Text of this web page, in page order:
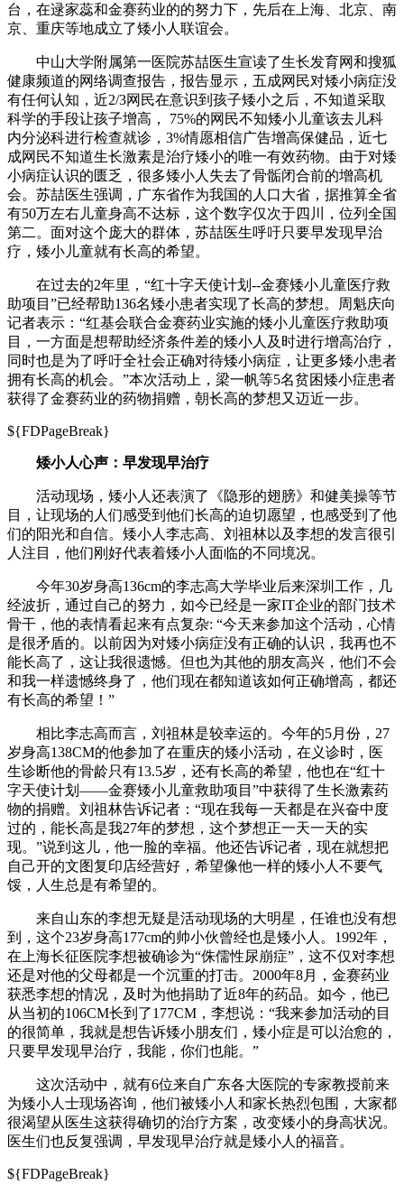
台，在逯家蕊和金赛药业的的努力下，先后在上海、北京、南
京、重庆等地成立了矮小人联谊会。
中山大学附属第一医院苏喆医生宣读了生长发育网和搜狐
健康频道的网络调查报告，报告显示，五成网民对矮小病症没
有任何认知，近2/3网民在意识到孩子矮小之后，不知道采取
科学的手段让孩子增高， 75%的网民不知矮小儿童该去儿科
内分泌科进行检查就诊，3%情愿相信广告增高保健品，近七
成网民不知道生长激素是治疗矮小的唯一有效药物。由于对矮
小病症认识的匮乏，很多矮小人失去了骨骺闭合前的增高机
会。苏喆医生强调，广东省作为我国的人口大省，据推算全省
有50万左右儿童身高不达标，这个数字仅次于四川，位列全国
第二。面对这个庞大的群体，苏喆医生呼吁只要早发现早治
疗，矮小儿童就有长高的希望。
在过去的2年里，“红十字天使计划--金赛矮小儿童医疗救
助项目”已经帮助136名矮小患者实现了长高的梦想。周魁庆向
记者表示：“红基会联合金赛药业实施的矮小儿童医疗救助项
目，一方面是想帮助经济条件差的矮小人及时进行增高治疗，
同时也是为了呼吁全社会正确对待矮小病症，让更多矮小患者
拥有长高的机会。”本次活动上，梁一帆等5名贫困矮小症患者
获得了金赛药业的药物捐赠，朝长高的梦想又迈近一步。
${FDPageBreak}
矮小人心声：早发现早治疗
活动现场，矮小人还表演了《隐形的翅膀》和健美操等节
目，让现场的人们感受到他们长高的迫切愿望，也感受到了他
们的阳光和自信。矮小人李志高、刘祖林以及李想的发言很引
人注目，他们刚好代表着矮小人面临的不同境况。
今年30岁身高136cm的李志高大学毕业后来深圳工作，几
经波折，通过自己的努力，如今已经是一家IT企业的部门技术
骨干，他的表情看起来有点复杂: “今天来参加这个活动，心情
是很矛盾的。以前因为对矮小病症没有正确的认识，我再也不
能长高了，这让我很遗憾。但也为其他的朋友高兴，他们不会
和我一样遗憾终身了，他们现在都知道该如何正确增高，都还
有长高的希望！”
相比李志高而言，刘祖林是较幸运的。今年的5月份，27
岁身高138CM的他参加了在重庆的矮小活动，在义诊时，医
生诊断他的骨龄只有13.5岁，还有长高的希望，他也在“红十
字天使计划——金赛矮小儿童救助项目”中获得了生长激素药
物的捐赠。刘祖林告诉记者：“现在我每一天都是在兴奋中度
过的，能长高是我27年的梦想，这个梦想正一天一天的实
现。”说到这儿，他一脸的幸福。他还告诉记者，现在就想把
自己开的文图复印店经营好，希望像他一样的矮小人不要气
馁，人生总是有希望的。
来自山东的李想无疑是活动现场的大明星，任谁也没有想
到，这个23岁身高177cm的帅小伙曾经也是矮小人。1992年，
在上海长征医院李想被确诊为“侏儒性尿崩症”，这不仅对李想
还是对他的父母都是一个沉重的打击。2000年8月，金赛药业
获悉李想的情况，及时为他捐助了近8年的药品。如今，他已
从当初的106CM长到了177CM，李想说：“我来参加活动的目
的很简单，我就是想告诉矮小朋友们，矮小症是可以治愈的，
只要早发现早治疗，我能，你们也能。”
这次活动中，就有6位来自广东各大医院的专家教授前来
为矮小人士现场咨询，他们被矮小人和家长热烈包围，大家都
很渴望从医生这获得确切的治疗方案，改变矮小的身高状况。
医生们也反复强调，早发现早治疗就是矮小人的福音。
${FDPageBreak}